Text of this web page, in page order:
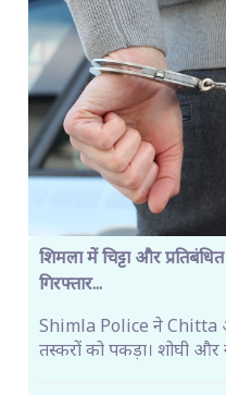
शिमला में चिट्टा और
गिरफ्तार...
Shimla Police ने Chitta
तस्करों को पकड़ा। शोघी और